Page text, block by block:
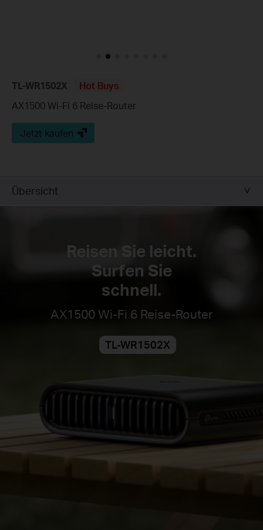
TL-WR1502X
Hot Buys
AX1500 Wi-Fi 6 Reise-Router
Jetzt kaufen
Übersicht
Reisen Sie leicht.
Surfen Sie
schnell.
AX1500 Wi-Fi 6 Reise-Router
TL-WR1502X